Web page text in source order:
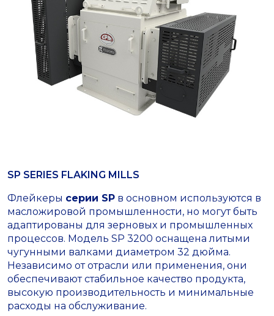
SP SERIES FLAKING MILLS
Флейкеры серии SP в основном используются в
масложировой промышленности, но могут быть
адаптированы для зерновых и промышленных
процессов. Модель SP 3200 оснащена литыми
чугунными валками диаметром 32 дюйма.
Независимо от отрасли или применения, они
обеспечивают стабильное качество продукта,
высокую производительность и минимальные
расходы на обслуживание.